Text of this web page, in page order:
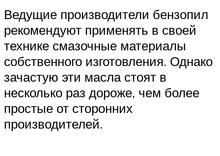
Ведущие производители бензопил
рекомендуют применять в своей
технике смазочные материалы
собственного изготовления. Однако
зачастую эти масла стоят в
несколько раз дороже, чем более
простые от сторонних
производителей.